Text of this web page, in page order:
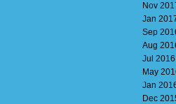
Nov
Jan
Sep
Aug
Jul 2016
May
Jan
Dec